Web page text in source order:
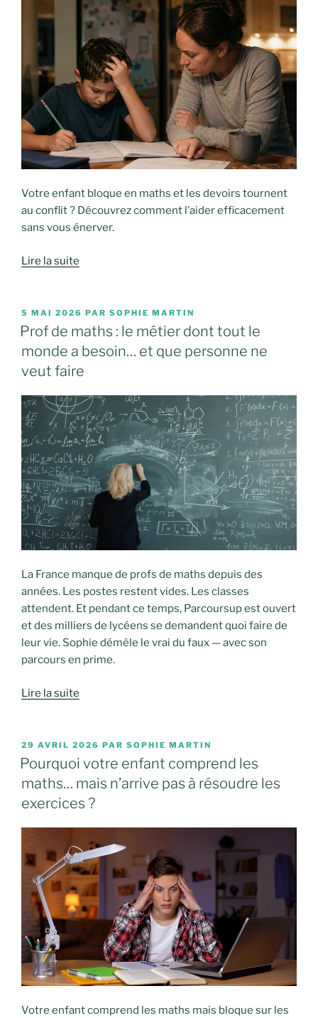
Votre enfant bloque en maths et les devoirs tournent
au conflit ? Découvrez comment l’aider efficacement
sans vous énerver.
Lire la suite
PUBLIÉ
LE
5 MAI 2026 PAR SOPHIE MARTIN
Prof de maths : le métier dont tout le
monde a besoin… et que personne ne
veut faire
La France manque de profs de maths depuis des
années. Les postes restent vides. Les classes
attendent. Et pendant ce temps, Parcoursup est ouvert
et des milliers de lycéens se demandent quoi faire de
leur vie. Sophie démêle le vrai du faux — avec son
parcours en prime.
Lire la suite
PUBLIÉ
LE
29 AVRIL 2026 PAR SOPHIE MARTIN
Pourquoi votre enfant comprend les
maths… mais n’arrive pas à résoudre les
exercices ?
Votre enfant comprend les maths mais bloque sur les